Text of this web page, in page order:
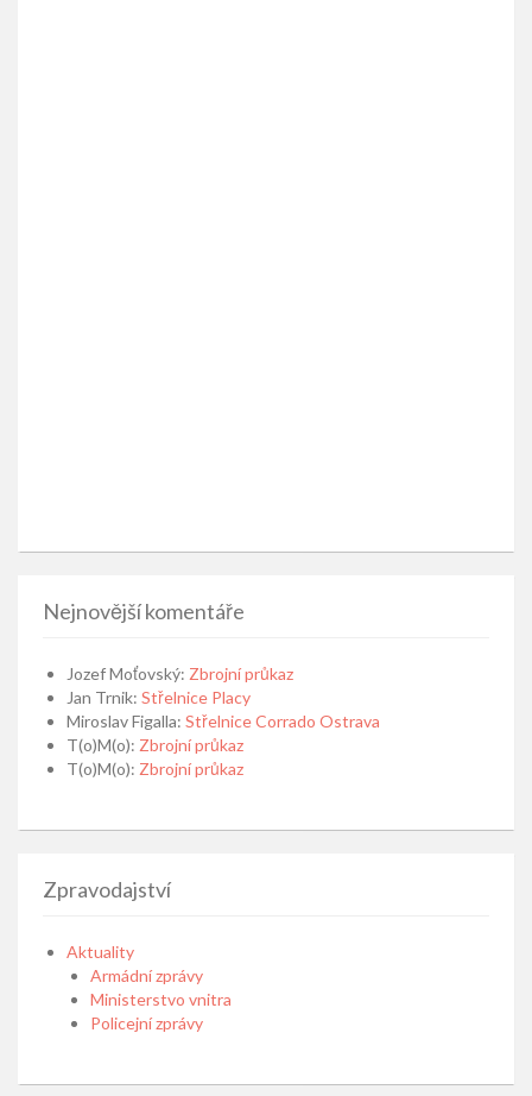
Nejnovější komentáře
Jozef Moťovský: Zbrojní průkaz
Jan Trnik: Střelnice Placy
Miroslav Figalla: Střelnice Corrado Ostrava
T(o)M(o): Zbrojní průkaz
T(o)M(o): Zbrojní průkaz
Zpravodajství
Aktuality
Armádní zprávy
Ministerstvo vnitra
Policejní zprávy